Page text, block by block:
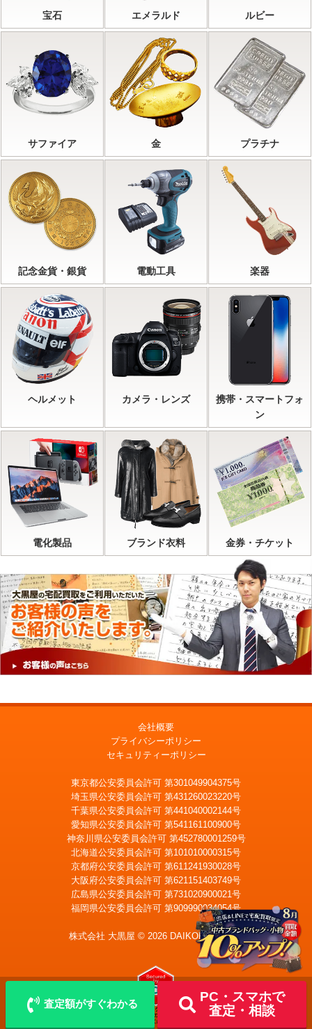
宝石 エメラルド ルビー
サファイア 金 プラチナ
記念金貨・銀貨 電動工具 楽器
ヘルメット カメラ・レンズ
携帯・スマートフォ
ン
電化製品 ブランド衣料 金券・チケット
査定額がすぐわかる
PC・スマホで
査定・相談
LINE査定 メール査定
出張買取
会社概要
プライバシーポリシー
セキュリティーポリシー
東京都公安委員会許可 第301049904375号
埼玉県公安委員会許可 第431260023220号
千葉県公安委員会許可 第441040002144号
愛知県公安委員会許可 第541161100900号
神奈川県公安委員会許可 第452780001259号
北海道公安委員会許可 第101010000315号
京都府公安委員会許可 第611241930028号
大阪府公安委員会許可 第621151403749号
広島県公安委員会許可 第731020900021号
福岡県公安委員会許可 第909990034054号
株式会社 大黒屋 © 2026 DAIKOKUYA, Inc.